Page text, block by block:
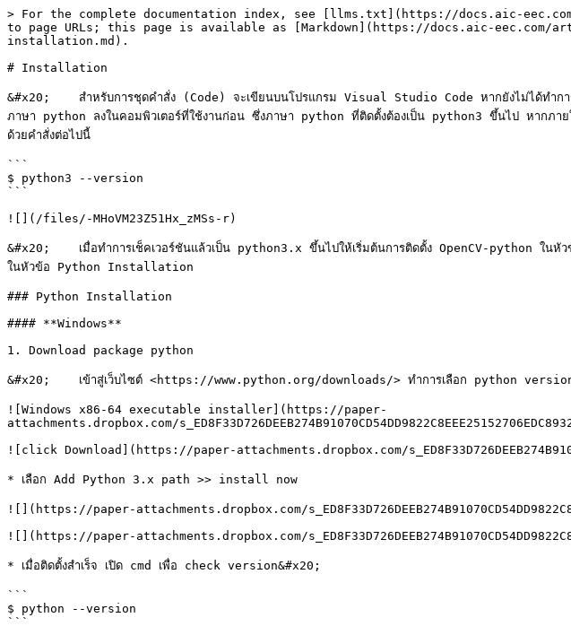
> For the complete documentation index, see [llms.txt](https://docs.aic-
to page URLs; this page is available as [Markdown](https://docs.aic-
installation.md).
# Installation
&#x20;    สำหรับการชุดคำสั่ง (Code) จะเขียนบนโปรแกรม Visual Studio Code หากยังไม่ได้ทำก
ภาษา python ลงในคอมพิวเตอร์ที่ใช้งานก่อน ซึ่งภาษา python ที่ติดตั้งต้องเป็น python3 ขึ้นไป หากภาย
ด้วยคำสั่งต่อไปนี้
```
$ python3 --version
```
![](/files/-MHoVM23Z51Hx_zMSs-r)
&#x20;    เมื่อทำการเช็คเวอร์ชันแล้วเป็น python3.x ขึ้นไปให้เริ่มต้นการติดตั้ง OpenCV-python
ในหัวข้อ Python Installation
### Python Installation
#### **Windows**
1. Download package python
&#x20;    เข้าสู่เว็บไซต์ <https://www.python.org/downloads/> ทำการเลือก python
![Windows x86-64 executable installer](https://paper-
attachments.dropbox.com/
![click Download](https://paper-attachments.dropbox.com/
* เลือก Add Python 3.x path >> install now
![](https://paper-attachments.dropbox.com/
![](https://paper-attachments.dropbox.com/
* เมื่อติดตั้งสำเร็จ เปิด cmd เพื่อ check version&#x20;
```
$ python --version
```